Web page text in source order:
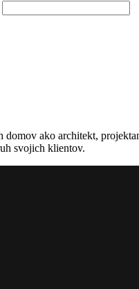
ako architekt,
svojich klientov.